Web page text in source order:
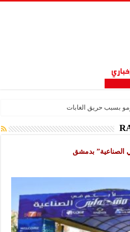
بسبب حريق الغابات
الصناعية” بدمشق